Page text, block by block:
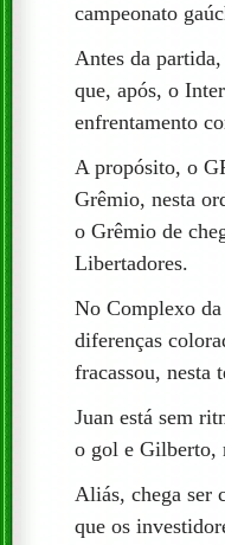
campeonato
Antes da
que, após, o
enfrentamento
A propósito, o
Grêmio, nesta
o Grêmio de
Libertadores.
No Complexo
diferenças
fracassou,
Juan está sem
o gol e Gilberto,
Aliás, chega ser
que os